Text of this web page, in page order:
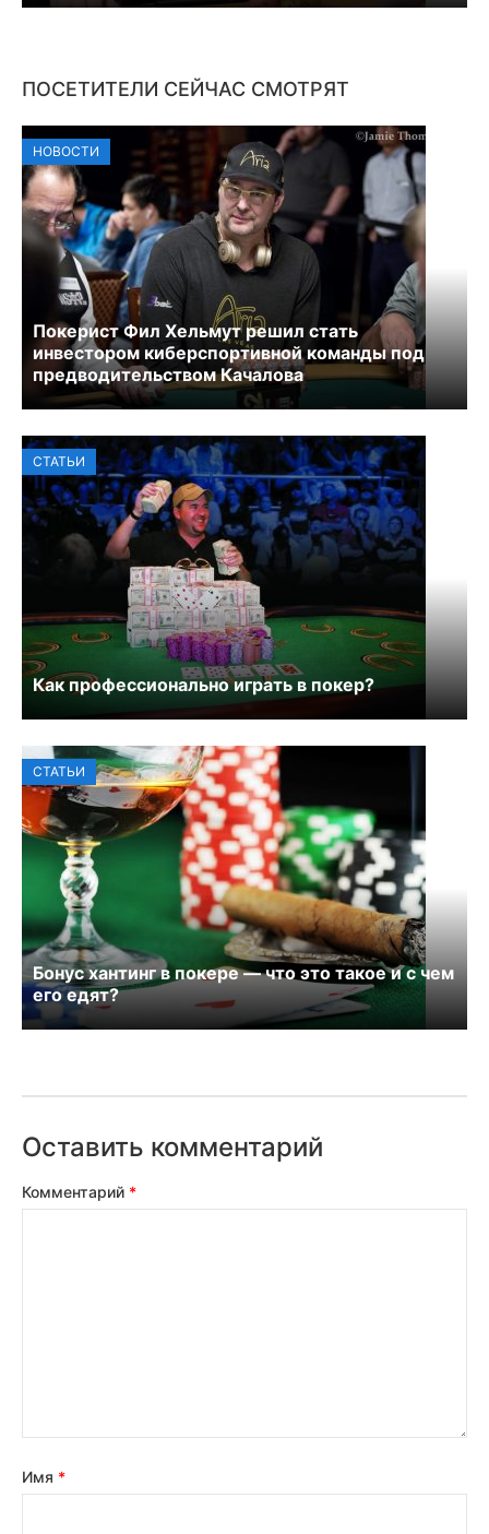
ПОСЕТИТЕЛИ СЕЙЧАС СМОТРЯТ
НОВОСТИ
Покерист Фил Хельмут решил стать
инвестором киберспортивной команды под
предводительством Качалова
СТАТЬИ
Как профессионально играть в покер?
СТАТЬИ
Бонус хантинг в покере — что это такое и с чем
его едят?
Оставить комментарий
Комментарий *
Имя *